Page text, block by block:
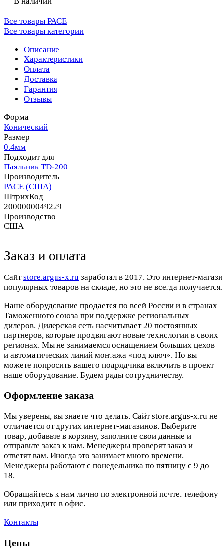
Все товары PACE
Все товары категории
Описание
Характеристики
Оплата
Доставка
Гарантия
Отзывы
Форма
Конический
Размер
0.4мм
Подходит для
Паяльник TD-200
Производитель
PACE (США)
ШтрихКод
2000000049229
Производство
США
Заказ и оплата
Cайтstore.argus-x.ru заработал в 2017. Это интернет-
популярных товаров на складе, но это не всегда
Наше оборудование продается по всей России и в странах
Таможенного союза при поддержке региональных
дилеров. Дилерская сеть насчитывает 20 постоянных
партнеров, которые продвигают новые технологии в своих
регионах. Мы не занимаемся оснащением больших цехов
и автоматических линий монтажа «под ключ». Но вы
можете попросить вашего подрядчика включить в проект
наше оборудование. Будем рады сотрудничеству.
Оформление заказа
Мы уверены, вы знаете что делать. Сайт store.argus-x.ru не
отличается от других интернет-магазинов. Выберите
товар, добавьте в корзину, заполните свои данные и
отправьте заказ к нам. Менеджеры проверят заказ и
ответят вам. Иногда это занимает много времени.
Менеджеры работают с понедельника по пятницу с 9 до
18.
Обращайтесь к нам лично по электронной почте, телефону
или приходите в офис.
Контакты
Цены